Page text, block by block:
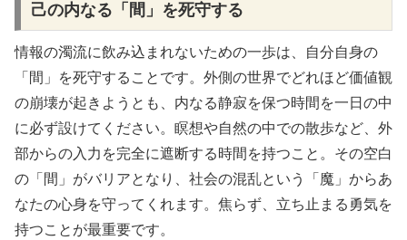
己の内なる「間」を死守する
情報の濁流に飲み込まれないための一歩は、自分自身の
「間」を死守することです。外側の世界でどれほど価値観
の崩壊が起きようとも、内なる静寂を保つ時間を一日の中
に必ず設けてください。瞑想や自然の中での散歩など、外
部からの入力を完全に遮断する時間を持つこと。その空白
の「間」がバリアとなり、社会の混乱という「魔」からあ
なたの心身を守ってくれます。焦らず、立ち止まる勇気を
持つことが最重要です。